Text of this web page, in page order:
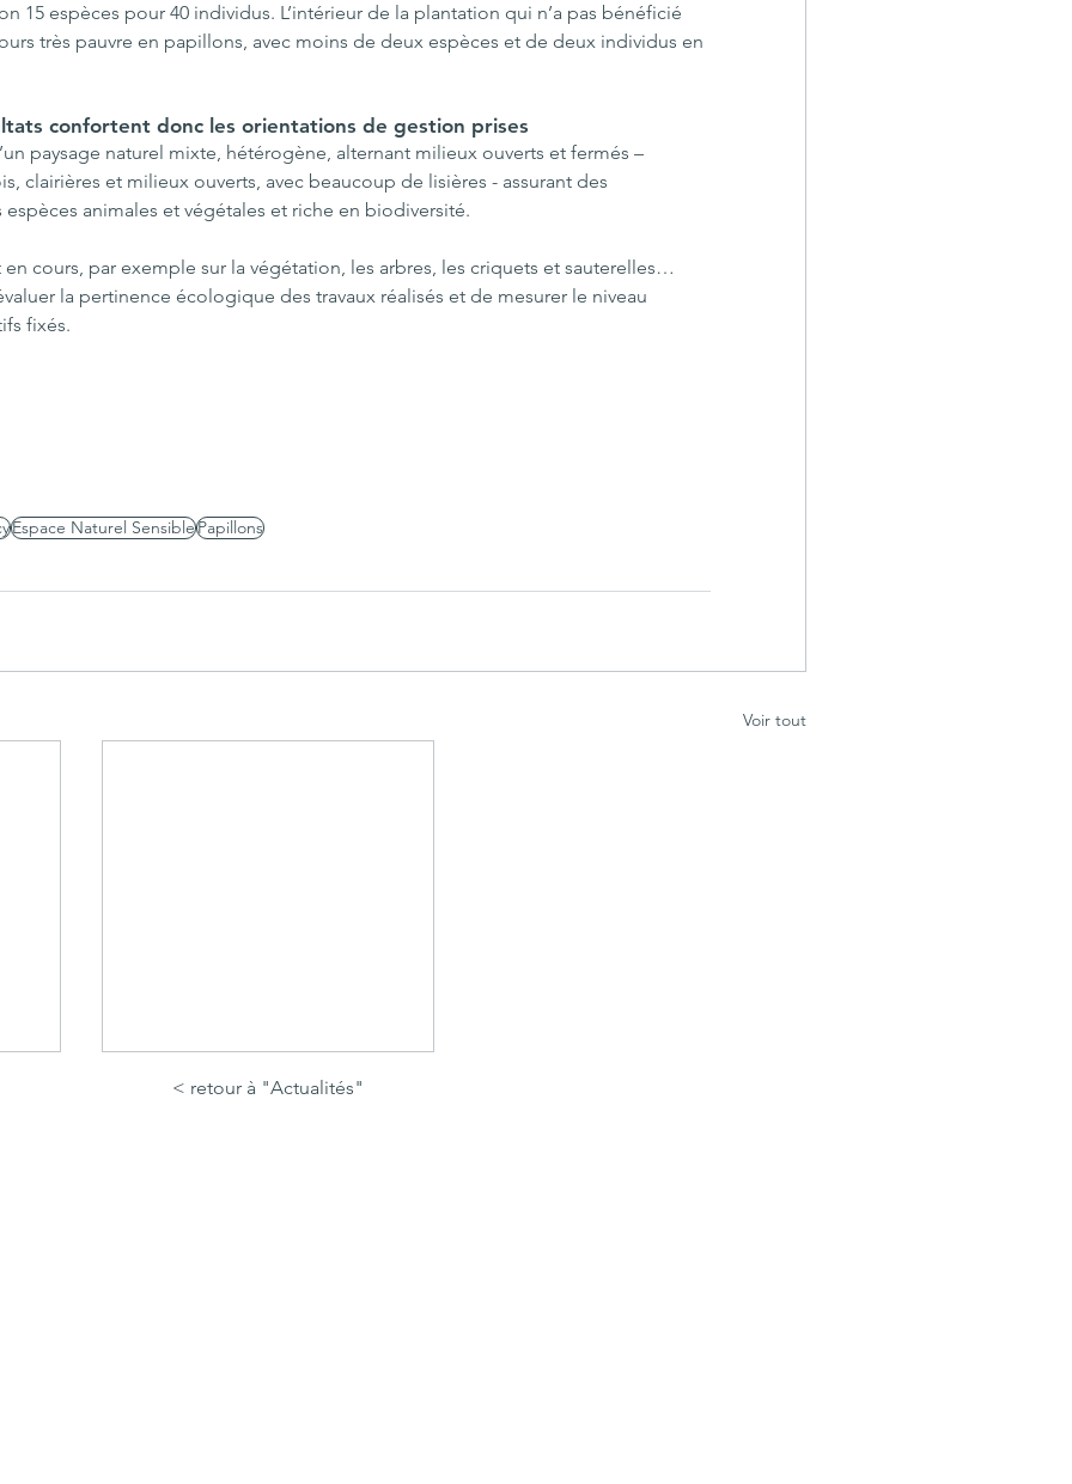
15 espèces pour 40 individus. L’intérieur de la plantation qui n’a pas bénéficié
très pauvre en papillons, avec moins de deux espèces et de deux individus en
confortent donc les orientations de gestion prises
paysage naturel mixte, hétérogène, alternant milieux ouverts et fermés –
clairières et milieux ouverts, avec beaucoup de lisières - assurant des
animales et végétales et riche en biodiversité.
en cours, par exemple sur la végétation, les arbres, les criquets et sauterelles…
la pertinence écologique des travaux réalisés et de mesurer le niveau
fixés.
Espace Naturel SensiblePapillons
Voir tout
< retour à "Actualités"